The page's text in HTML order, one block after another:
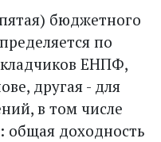
бюджетного
по
ЕНПФ,
другая - для
в том числе
общая доходность